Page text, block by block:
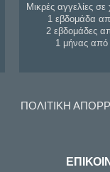
Μικρές αγγελίες σε
1 εβδομάδα
2 εβδομάδες
1 μήνας
ΠΟΛΙΤΙΚΗ